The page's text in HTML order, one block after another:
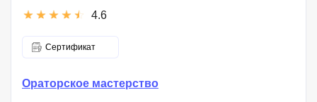
4.6
Сертификат
Ораторское мастерство